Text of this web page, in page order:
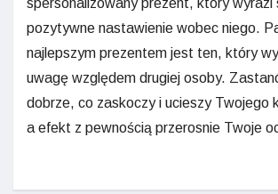
pozytywne nastawienie wobec niego.
najlepszym prezentem jest ten, który
uwagę względem drugiej osoby.
dobrze, co zaskoczy i ucieszy Twojego
a efekt z pewnością przerosnie Twoje